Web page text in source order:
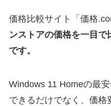
価格比較サイト「価格
ンストアの価格を一目
です。
Windows 11 Homeの最
できるだけでなく、価格